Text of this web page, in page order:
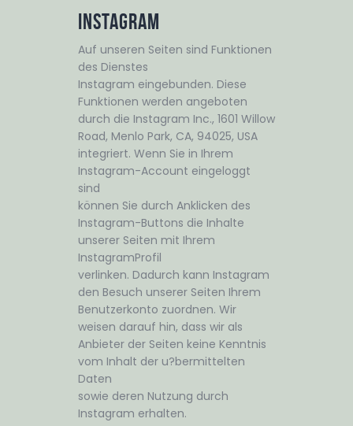
Instagram
Auf unseren Seiten sind Funktionen
des Dienstes
Instagram eingebunden. Diese
Funktionen werden angeboten
durch die Instagram Inc., 1601 Willow
Road, Menlo Park, CA, 94025, USA
integriert. Wenn Sie in Ihrem
Instagram-Account eingeloggt
sind
können Sie durch Anklicken des
Instagram-Buttons die Inhalte
unserer Seiten mit Ihrem
InstagramProfil
verlinken. Dadurch kann Instagram
den Besuch unserer Seiten Ihrem
Benutzerkonto zuordnen. Wir
weisen darauf hin, dass wir als
Anbieter der Seiten keine Kenntnis
vom Inhalt der u?bermittelten
Daten
sowie deren Nutzung durch
Instagram erhalten.